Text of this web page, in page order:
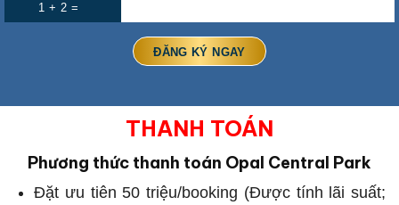
1 + 2 =
THANH TOÁN
Phương thức thanh toán Opal Central Park
Đặt ưu tiên 50 triệu/booking (Được tính lãi suất;